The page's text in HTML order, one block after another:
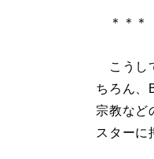
＊＊＊
こうし
ちろん、
宗教など
スターに